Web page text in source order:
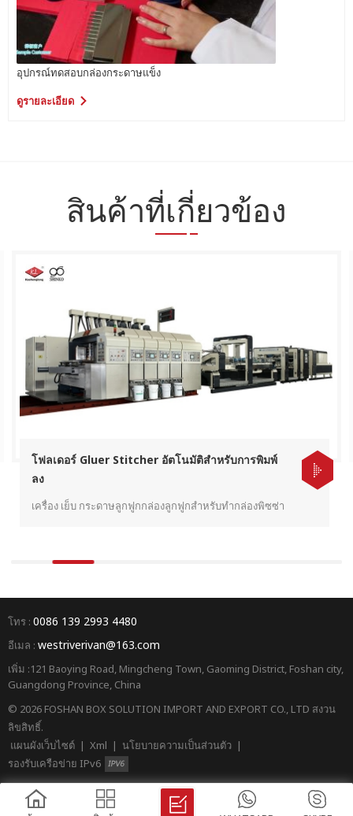
อุปกรณ์ทดสอบกล่องกระดาษแข็ง
ดูรายละเอียด
สินค้าที่เกี่ยวข้อง
โฟลเดอร์ Gluer Stitcher อัตโนมัติสำหรับการพิมพ์
ลง
เครื่อง เย็บ กระดาษลูกฟูกกล่องลูกฟูกสำหรับทำกล่องพิซซ่า
โทร : 0086 139 2993 4480
อีเมล : westriverivan@163.com
เพิ่ม :121 Baoying Road, Mingcheng Town, Gaoming District, Foshan city,
Guangdong Province, China
© 2026 FOSHAN BOX SOLUTION IMPORT AND EXPORT CO., LTD สงวน
ลิขสิทธิ์.
แผนผังเว็บไซต์ | Xml | นโยบายความเป็นส่วนตัว |
รองรับเครือข่าย IPv6